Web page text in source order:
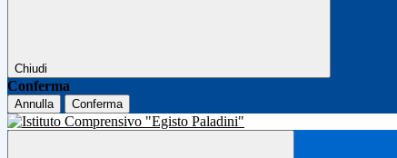
Chiudi
Conferma
Annulla Conferma